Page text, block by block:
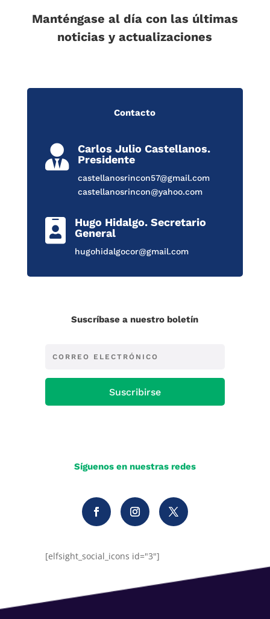
Manténgase al día con las últimas
noticias y actualizaciones
Contacto

Carlos Julio Castellanos.
Presidente
castellanosrincon57@gmail.com
castellanosrincon@yahoo.com

Hugo Hidalgo. Secretario
General
hugohidalgocor@gmail.com
Suscríbase a nuestro boletín
Suscribirse
Síguenos en nuestras redes
[elfsight_social_icons id="3"]